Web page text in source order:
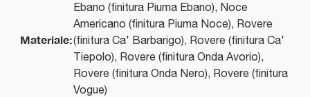
Materiale:
Ebano (finitura Piuma Ebano), Noce
Americano (finitura Piuma Noce), Rovere
(finitura Ca' Barbarigo), Rovere (finitura Ca'
Tiepolo), Rovere (finitura Onda Avorio),
Rovere (finitura Onda Nero), Rovere (finitura
Vogue)